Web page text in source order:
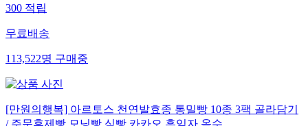
300 적립
무료배송
113,522명 구매중
[만원의행복] 아르토스 천연발효종 통밀빵 10종 3팩 골라담기
/ 주문후제빵 모닝빵 식빵 카카오 흑임자 옥수